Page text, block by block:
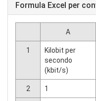
Formula Excel per
A
1
Kilobit per
secondo
(kbit/s)
2 1